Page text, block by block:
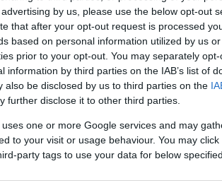
by us, please use the below opt-out
that after your opt-out request is processed
based on personal information utilized by us
prior to your opt-out. You may separately
information by third parties on the IAB’s list of
also be disclosed by us to third parties on the
further disclose it to other third parties.
one or more Google services and may
to your visit or usage behaviour. You may
party tags to use your data for below